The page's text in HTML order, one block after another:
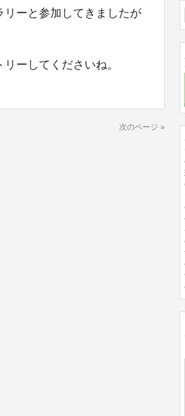
ーと参加してきましたが
ーしてくださいね。
次のページ »